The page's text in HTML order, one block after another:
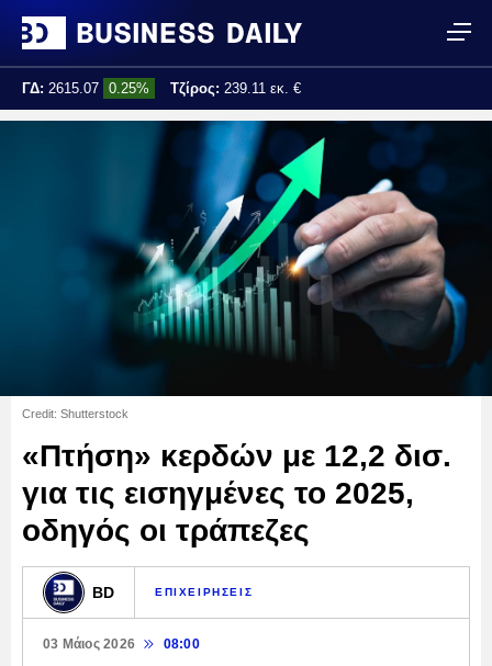
ΓΔ: 2615.07 0.25% Τζίρος: 239.11 εκ. €
17:25:01
Credit: Shutterstock
«Πτήση» κερδών με 12,2 δισ.
για τις εισηγμένες το 2025,
οδηγός οι τράπεζες
BD ΕΠΙΧΕΙΡΗΣΕΙΣ
03 Μάιος 2026 08:00